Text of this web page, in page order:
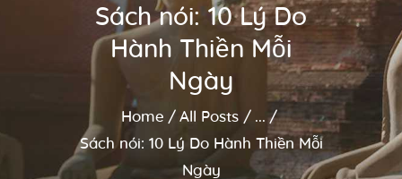
Sách nói: 10 Lý Do
Hành Thiền Mỗi
Ngày
Home All Posts
...
Sách nói: 10 Lý Do Hành Thiền Mỗi
Ngày
Bài giảng
Lớp học và sự kiện
Về Dhammaduta